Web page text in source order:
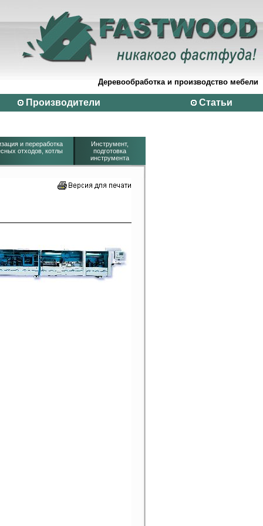
Деревообработка и производство мебели
Производители Статьи
и переработка
отходов, котлы
Инструмент,
подготовка
инструмента